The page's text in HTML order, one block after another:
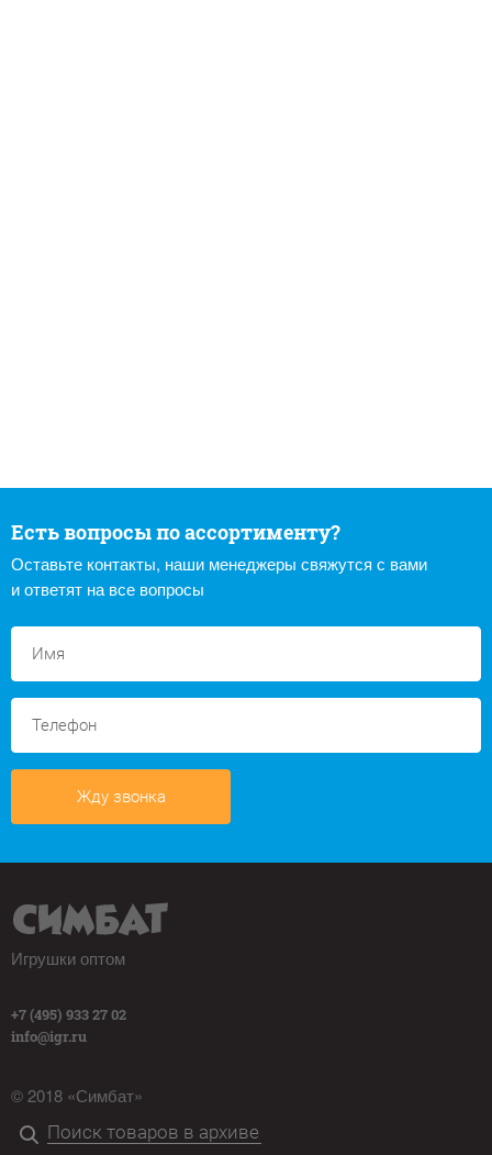
Есть вопросы по ассортименту?
Оставьте контакты, наши менеджеры свяжутся с вами
и ответят на все вопросы
Жду звонка
Игрушки оптом
+7 (495) 933 27 02
info@igr.ru
© 2018 «Симбат»